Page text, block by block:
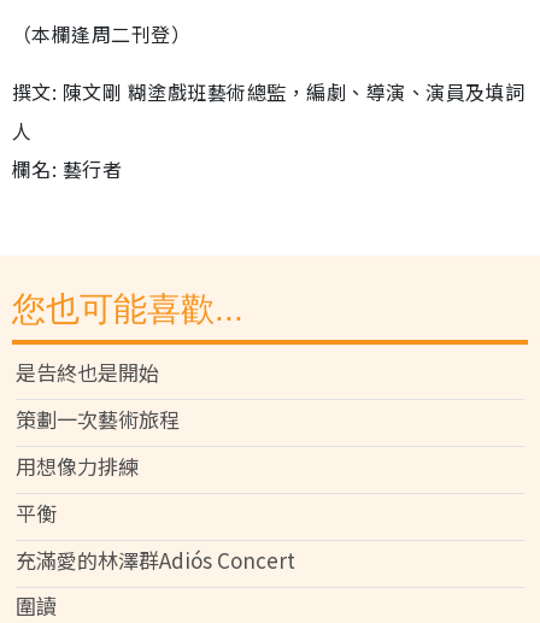
（本欄逢周二刊登）
撰文: 陳文剛 糊塗戲班藝術總監，編劇、導演、演員及填詞
人
欄名: 藝行者
您也可能喜歡...
是告終也是開始
策劃一次藝術旅程
用想像力排練
平衡
充滿愛的林澤群Adiós Concert
圍讀